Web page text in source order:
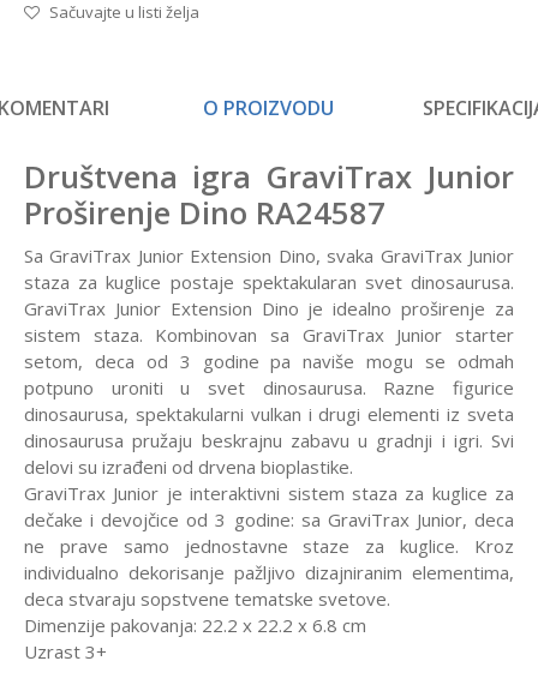
Sačuvajte u listi želja
O PROIZVODU
Društvena igra GraviTrax Junior
Proširenje Dino RA24587
Sa GraviTrax Junior Extension Dino, svaka GraviTrax Junior
staza za kuglice postaje spektakularan svet dinosaurusa.
GraviTrax Junior Extension Dino je idealno proširenje za
sistem staza. Kombinovan sa GraviTrax Junior starter
setom, deca od 3 godine pa naviše mogu se odmah
potpuno uroniti u svet dinosaurusa. Razne figurice
dinosaurusa, spektakularni vulkan i drugi elementi iz sveta
dinosaurusa pružaju beskrajnu zabavu u gradnji i igri. Svi
delovi su izrađeni od drvena bioplastike.
GraviTrax Junior je interaktivni sistem staza za kuglice za
dečake i devojčice od 3 godine: sa GraviTrax Junior, deca
ne prave samo jednostavne staze za kuglice. Kroz
individualno dekorisanje pažljivo dizajniranim elementima,
deca stvaraju sopstvene tematske svetove.
Dimenzije pakovanja: 22.2 x 22.2 x 6.8 cm
Uzrast 3+